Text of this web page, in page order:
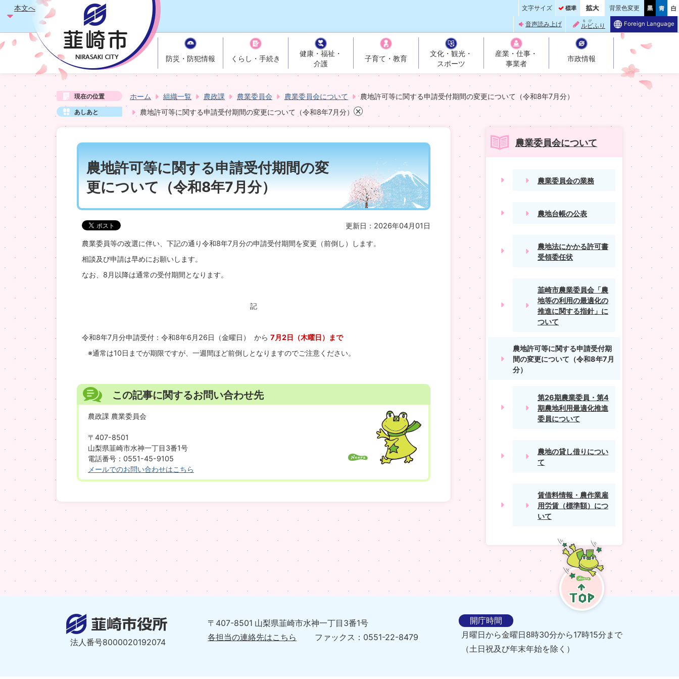
本文へ 文字サイズ 背景色変更
音声読み上げ ルビ
るび
ふり Foreign Language
防災・防犯情報 くらし・手続き
健康・福祉・
介護
子育て・教育
文化・観光・
スポーツ
産業・仕事・
事業者
市政情報
現在の位置 ホーム 組織一覧 農政課 農業委員会 農業委員会について 農地許可等に関する申請受付期間の変更について（令和8年7月分）
あしあと 農地許可等に関する申請受付期間の変更について（令和8年7月分）
農地許可等に関する申請受付期間の変
更について（令和8年7月分）
更新日：2026年04月01日
農業委員等の改選に伴い、下記の通り令和8年7月分の申請受付期間を変更（前倒し）します。
相談及び申請は早めにお願いします。
なお、8月以降は通常の受付期間となります。
記
令和8年7月分申請受付： 令和8年6月26日（金曜日） から 7 月2日（木曜日）まで
※通常は10日までが期限ですが、一週間ほど前倒しとなりますのでご注意ください。
この記事に関するお問い合わせ先
農政課 農業委員会
〒407-8501
山梨県韮崎市水神一丁目3番1号
電話番号：0551-45-9105
メールでのお問い合わせはこちら
農業委員会について
農業委員会の業務
農地台帳の公表
農地法にかかる許可書
受領委任状
韮崎市農業委員会「農
地等の利用の最適化の
推進に関する指針」に
ついて
農地許可等に関する申請受付期
間の変更について（令和8年7月
分）
第26期農業委員・第4
期農地利用最適化推進
委員について
農地の貸し借りについ
て
賃借料情報・農作業雇
用労賃（標準額）につ
いて
TOP
法人番号8000020192074
〒407-8501 山梨県韮崎市水神一丁目3番1号
各担当の連絡先はこちら
ファックス：0551-22-8479
開庁時間
月曜日から金曜日8時30分から17時15分まで
（土日祝及び年末年始を除く）